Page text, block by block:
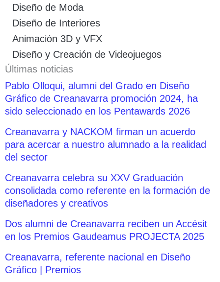
Diseño de Moda
Diseño de Interiores
Animación 3D y VFX
Diseño y Creación de Videojuegos
Últimas noticias
Pablo Olloqui, alumni del Grado en Diseño
Gráfico de Creanavarra promoción 2024, ha
sido seleccionado en los Pentawards 2026
Creanavarra y NACKOM firman un acuerdo
para acercar a nuestro alumnado a la realidad
del sector
Creanavarra celebra su XXV Graduación
consolidada como referente en la formación de
diseñadores y creativos
Dos alumni de Creanavarra reciben un Accésit
en los Premios Gaudeamus PROJECTA 2025
Creanavarra, referente nacional en Diseño
Gráfico | Premios